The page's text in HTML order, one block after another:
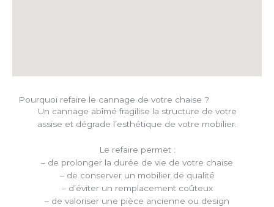
Pourquoi refaire le cannage de votre chaise ?
Un cannage abîmé fragilise la structure de votre
assise et dégrade l’esthétique de votre mobilier.
Le refaire permet :
– de prolonger la durée de vie de votre chaise
– de conserver un mobilier de qualité
– d’éviter un remplacement coûteux
– de valoriser une pièce ancienne ou design